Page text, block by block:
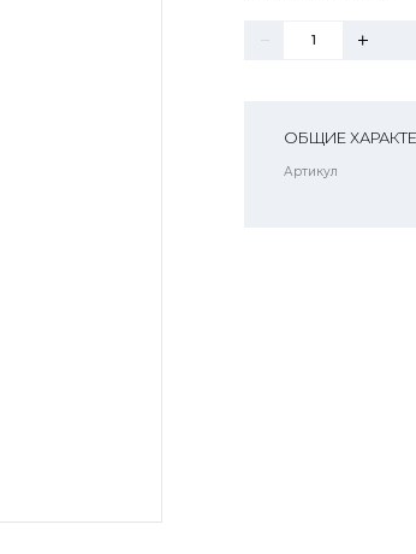
ОБЩИЕ
Артикул